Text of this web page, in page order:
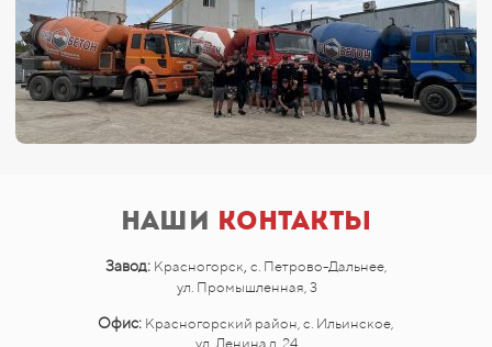
Наши контакты
Завод: Красногорск, с. Петрово-Дальнее,
ул. Промышленная, 3
Офис: Красногорский район, с. Ильинское,
ул. Ленина д. 24